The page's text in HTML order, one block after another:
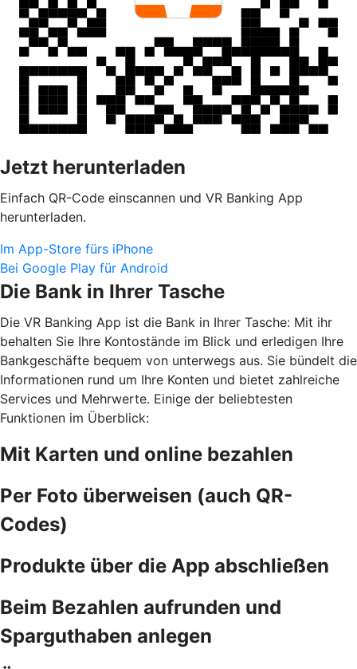
Jetzt herunterladen
Einfach QR-Code einscannen und VR Banking App
herunterladen.
Im App-Store fürs iPhone
Bei Google Play für Android
Die Bank in Ihrer Tasche
Die VR Banking App ist die Bank in Ihrer Tasche: Mit ihr
behalten Sie Ihre Kontostände im Blick und erledigen Ihre
Bankgeschäfte bequem von unterwegs aus. Sie bündelt die
Informationen rund um Ihre Konten und bietet zahlreiche
Services und Mehrwerte. Einige der beliebtesten
Funktionen im Überblick:
Mit Karten und online bezahlen
Per Foto überweisen (auch QR-
Codes)
Produkte über die App abschließen
Beim Bezahlen aufrunden und
Sparguthaben anlegen